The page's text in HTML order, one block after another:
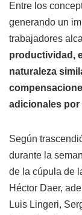
Entre los
generando un
trabajadores
productividad,
naturaleza
adicionales por
Según
durante la
de la cúpula de
Héctor Daer,
Luis Lingeri,